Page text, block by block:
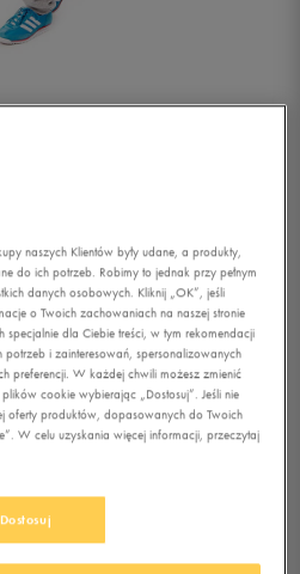
naszych Klientów były udane, a produkty,
do ich potrzeb. Robimy to jednak przy pełnym
danych osobowych. Kliknij „OK”, jeśli
o Twoich zachowaniach na naszej stronie
dla Ciebie treści, w tym rekomendacji
i zainteresowań, spersonalizowanych
preferencji. W każdej chwili możesz zmienić
cookie wybierając „Dostosuj”. Jeśli nie
oferty produktów, dopasowanych do Twoich
W celu uzyskania więcej informacji, przeczytaj
Dostosuj